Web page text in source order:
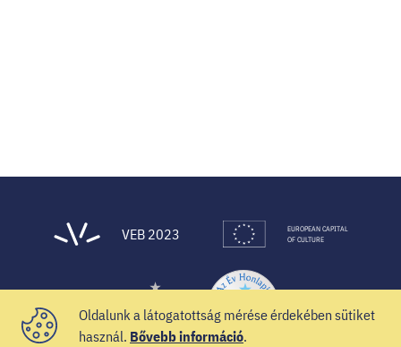
VEB 2023
EUROPEAN CAPITAL
OF CULTURE
Oldalunk a látogatottság mérése érdekében sütiket
használ. Bővebb információ.